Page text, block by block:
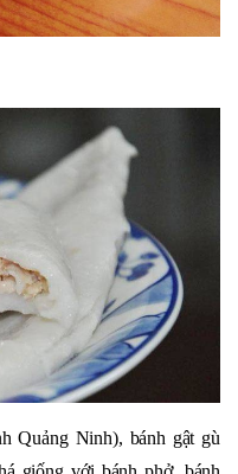
Quảng Ninh), bánh gật gù